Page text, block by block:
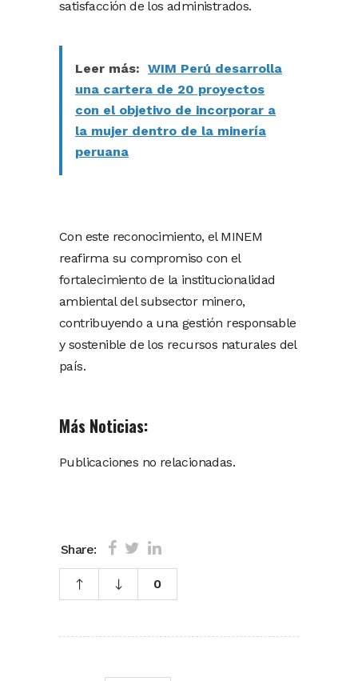
satisfacción de los administrados.
Leer más: WIM Perú desarrolla
una cartera de 20 proyectos
con el objetivo de incorporar a
la mujer dentro de la minería
peruana
Con este reconocimiento, el MINEM
reafirma su compromiso con el
fortalecimiento de la institucionalidad
ambiental del subsector minero,
contribuyendo a una gestión responsable
y sostenible de los recursos naturales del
país.
Más Noticias:
Publicaciones no relacionadas.
Share:
0